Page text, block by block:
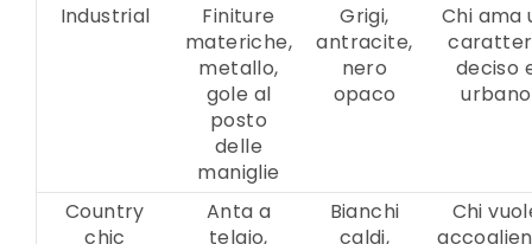
Industrial
Finiture
materiche,
metallo,
gole al
posto
delle
maniglie
Grigi,
antracite,
nero
opaco
Chi ama
deciso
urbano
Country
chic
Anta a
telaio,
Bianchi
caldi,
Chi